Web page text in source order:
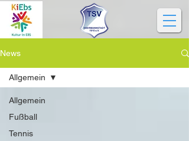
News
Allgemein
Fußball
Tennis
Allgemein